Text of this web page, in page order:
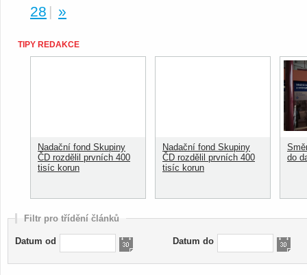
28 | »
TIPY REDAKCE
Nadační fond Skupiny
ČD rozdělil prvních 400
tisíc korun
Nadační fond Skupiny
ČD rozdělil prvních 400
tisíc korun
do
Filtr pro třídění článků
Datum od Datum do